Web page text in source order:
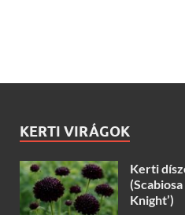
KERTI VIRÁGOK
Kerti
Knight’)